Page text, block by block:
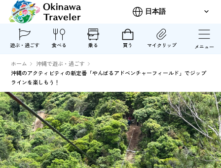
遊ぶ・過ごす 食べる 乗る 買う マイクリップ メニュー
ホーム
沖縄で遊ぶ・過ごす
沖縄のアクティビティの新定番「やんばるアドベンチャーフィールド」でジップ
ラインを楽しもう！